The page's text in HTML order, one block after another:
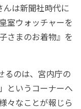
んは新聞社時代に
室ウォッチャーを
さまのお着物』を
るのは、宮内庁の
というコーナーへ
々なことが報じら